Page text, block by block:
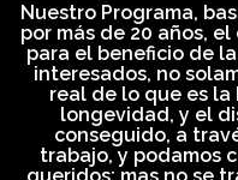
Nuestro Programa,
por más de 20 años,
para el beneficio de
interesados, no
real de lo que es
longevidad, y el
conseguido, a
trabajo, y podamos